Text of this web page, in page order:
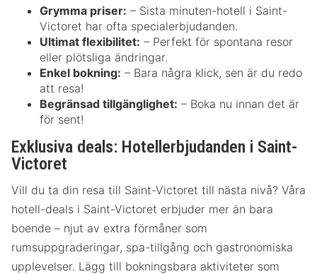
Grymma priser: – Sista minuten-hotell i Saint-
Victoret har ofta specialerbjudanden.
Ultimat flexibilitet: – Perfekt för spontana resor
eller plötsliga ändringar.
Enkel bokning: – Bara några klick, sen är du redo
att resa!
Begränsad tillgänglighet: – Boka nu innan det är
för sent!
Exklusiva deals: Hotellerbjudanden i Saint-
Victoret
Vill du ta din resa till Saint-Victoret till nästa nivå? Våra
hotell-deals i Saint-Victoret erbjuder mer än bara
boende – njut av extra förmåner som
rumsuppgraderingar, spa-tillgång och gastronomiska
upplevelser. Lägg till bokningsbara aktiviteter som